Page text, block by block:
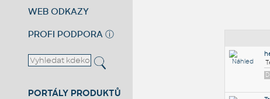
WEB ODKAZY
PROFI PODPORA ⓘ
PORTÁLY PRODUKTŮ